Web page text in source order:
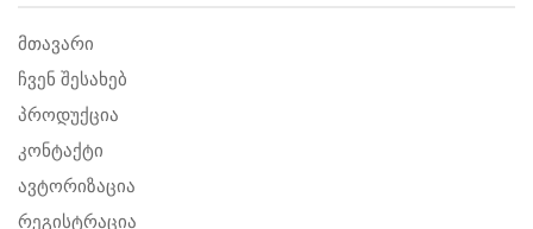
მთავარი
ჩვენ შესახებ
პროდუქცია
კონტაქტი
ავტორიზაცია
რეგისტრაცია